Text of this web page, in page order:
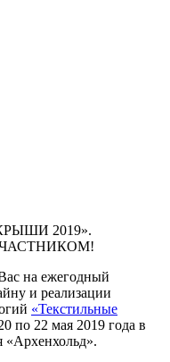
2019».
на ежегодный
и реализации
«Текстильные
по 22 мая 2019 года в
«Архенхольд».